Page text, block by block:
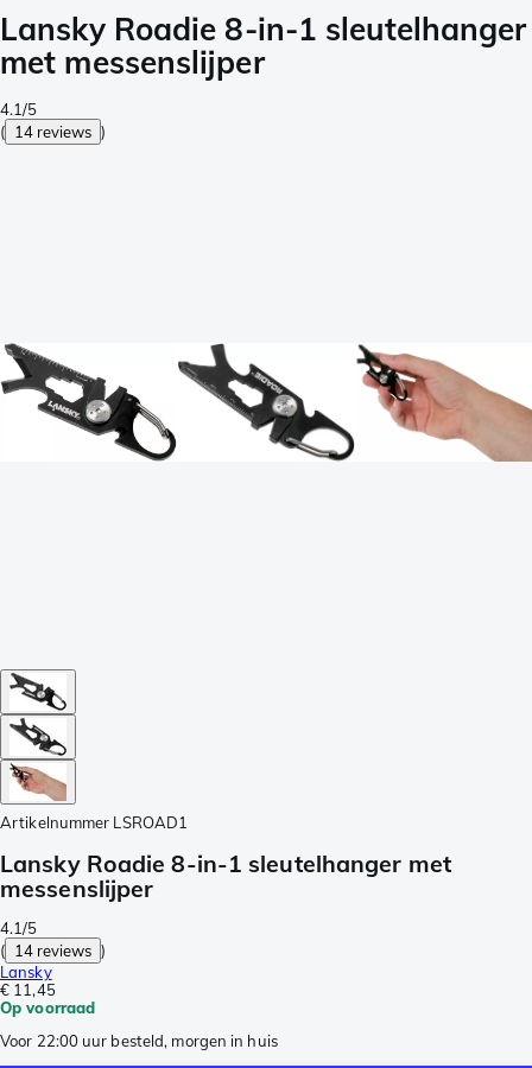
Lansky Roadie 8-in-1 sleutelhanger
met messenslijper
4.1/5
( 14 reviews )
Artikelnummer LSROAD1
Lansky Roadie 8-in-1 sleutelhanger met
messenslijper
4.1/5
( 14 reviews )
Lansky
€ 11,45
Op voorraad
Voor 22:00 uur besteld, morgen in huis